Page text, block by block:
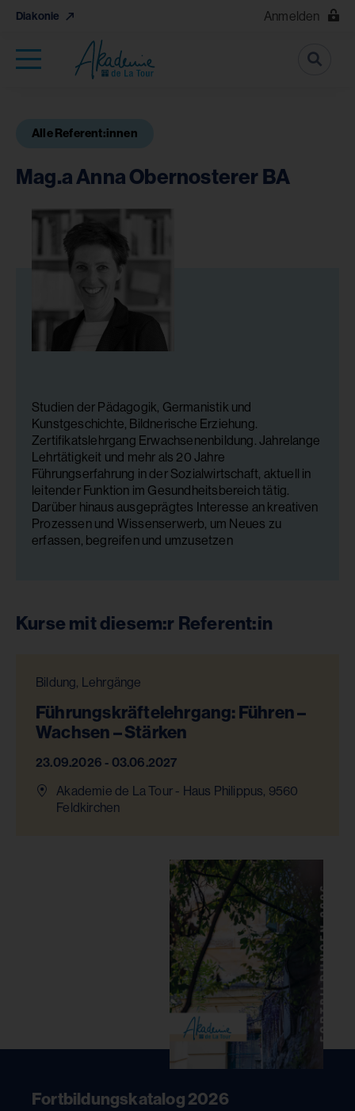
Diakonie Anmelden
Suche
Alle Referent:innen
Mag.a Anna Obernosterer BA
Studien der Pädagogik, Germanistik und
Kunstgeschichte, Bildnerische Erziehung.
Zertifikatslehrgang Erwachsenenbildung. Jahrelange
Lehrtätigkeit und mehr als 20 Jahre
Führungserfahrung in der Sozialwirtschaft, aktuell in
leitender Funktion im Gesundheitsbereich tätig.
Darüber hinaus ausgeprägtes Interesse an kreativen
Prozessen und Wissenserwerb, um Neues zu
erfassen, begreifen und umzusetzen
Kurse mit diesem:r Referent:in
Bildung, Lehrgänge
Führungskräftelehrgang: Führen –
Wachsen – Stärken
23.09.2026 - 03.06.2027
Akademie de La Tour - Haus Philippus, 9560
Feldkirchen
Fortbildungskatalog 2026